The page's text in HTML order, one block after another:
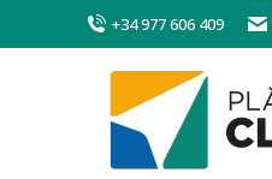
+34 977 606 409